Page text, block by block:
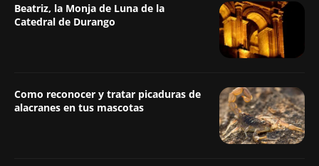
Beatriz, la Monja de Luna de la
Catedral de Durango
Como reconocer y tratar picaduras de
alacranes en tus mascotas